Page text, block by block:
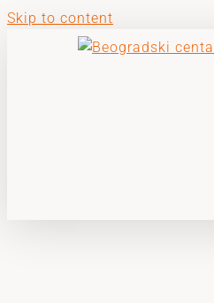
Skip to content